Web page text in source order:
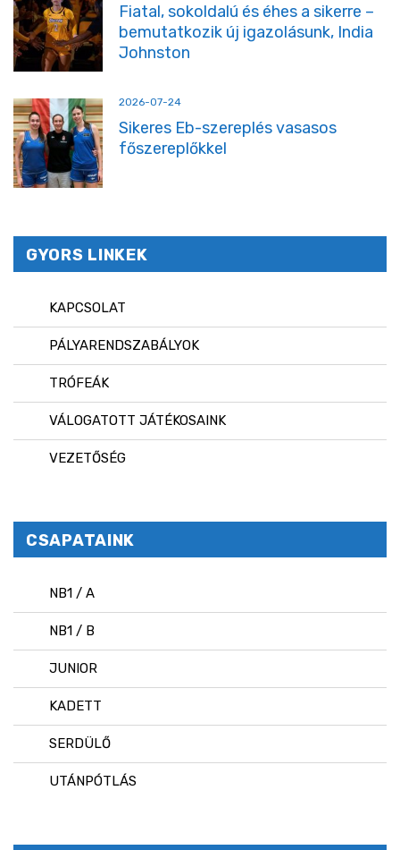
Fiatal, sokoldalú és éhes a sikerre –
bemutatkozik új igazolásunk, India
Johnston
2026-07-24
Sikeres Eb-szereplés vasasos
főszereplőkkel
GYORS LINKEK
KAPCSOLAT
PÁLYARENDSZABÁLYOK
TRÓFEÁK
VÁLOGATOTT JÁTÉKOSAINK
VEZETŐSÉG
CSAPATAINK
NB1 / A
NB1 / B
JUNIOR
KADETT
SERDÜLŐ
UTÁNPÓTLÁS